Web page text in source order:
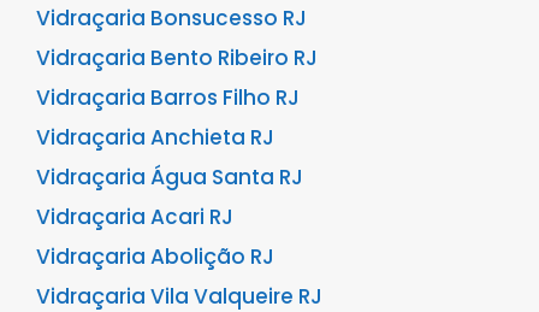
Vidraçaria Bonsucesso RJ
Vidraçaria Bento Ribeiro RJ
Vidraçaria Barros Filho RJ
Vidraçaria Anchieta RJ
Vidraçaria Água Santa RJ
Vidraçaria Acari RJ
Vidraçaria Abolição RJ
Vidraçaria Vila Valqueire RJ